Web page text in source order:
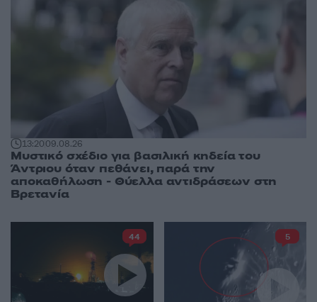
13:2009.08.26
Μυστικό σχέδιο για βασιλική κηδεία του
Άντριου όταν πεθάνει, παρά την
αποκαθήλωση - Θύελλα αντιδράσεων στη
Βρετανία
44 5